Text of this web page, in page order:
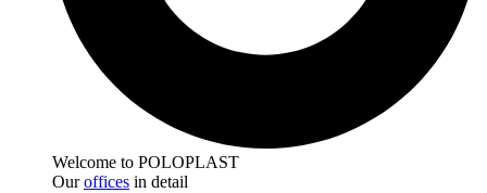
Welcome to POLOPLAST
Ouroffices in detail